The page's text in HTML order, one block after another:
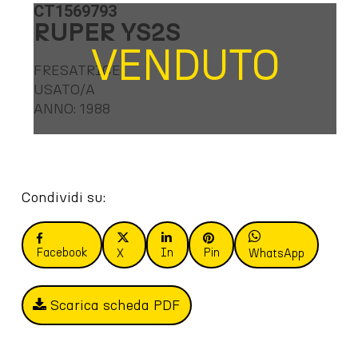
VENDUTO
CT1569793
RUPER YS2S
FRESATRICE
USATO/A
ANNO: 1988
Condividi su:
Facebook X In Pin WhatsApp
Scarica scheda PDF